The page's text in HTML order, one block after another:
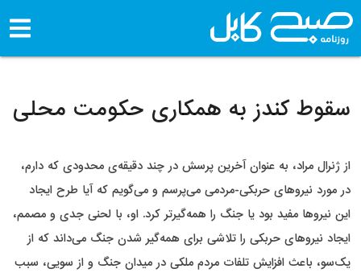
سقوط کندز به همکاری حکومت محلی
از ژنرال مراد، به عنوان آخرین پرسش در چند دقیقه‌ی محدودی که دارم،
در مورد نیروهای حربکی-مردمی می‌پرسم و می‌گویم که آیا طرح ایجاد
این نیروها مفید بود یا جنگ را همه‌گیرتر کرد. او، با لحنی جدی و مصمم،
ایجاد نیروهای حربکی را تلاشی برای همه‌گیر شدن جنگ می‌داند که از
یک‌سو، باعث افزایش تلفات مردم ملکی در میدان جنگ و از سویی، سبب